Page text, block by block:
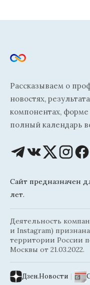
Рассказываем о
новостях,
компонентах,
полный календарь
Сайт предназначен
лет.
Деятельность
и Instagram)
территории России
Москвы от 21.03.2022.
Дзен.Новости |